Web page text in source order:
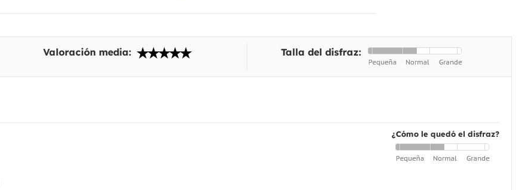
Valoración media: Talla del disfraz:
¿Cómo le quedó el disfraz?